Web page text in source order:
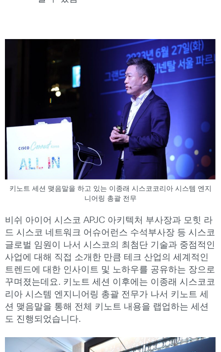
키노트 세션 맺음말을 하고 있는 이종래 시스코코리아 시스템 엔지
니어링 총괄 전무
비쉬 아이어 시스코 APJC 아키텍처 부사장과 모힛 라
드 시스코 네트워크 어슈어런스 수석부사장 등 시스코
글로벌 임원이 나서 시스코의 최첨단 기술과 중점적인
사업에 대해 직접 소개한 만큼 테크 산업의 세계적인
트렌드에 대한 인사이트 및 노하우를 공유하는 장으로
꾸며졌는데요. 키노트 세션 이후에는 이종래 시스코코
리아 시스템 엔지니어링 총괄 전무가 나서 키노트 세
션 맺음말을 통해 전체 키노트 내용을 랩업하는 세션
도 진행되었습니다.